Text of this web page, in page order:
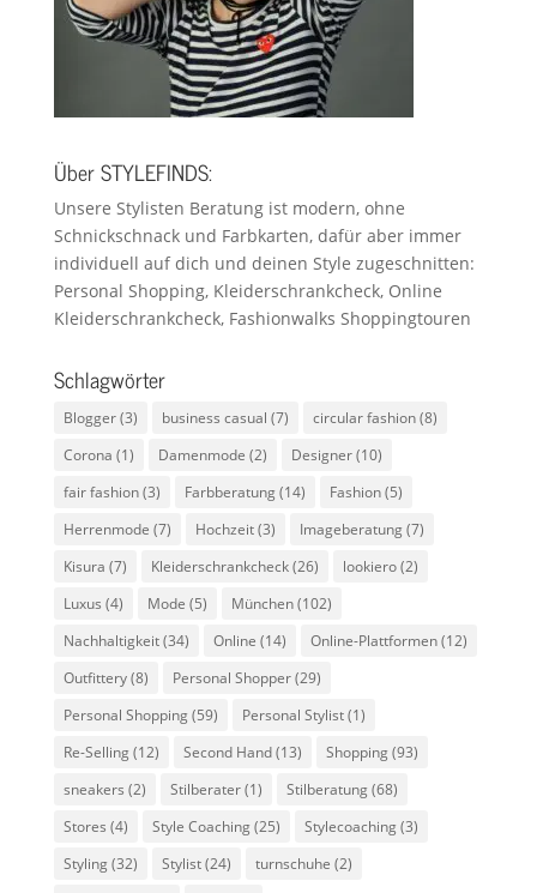
Über STYLEFINDS:
Unsere Stylisten Beratung ist modern, ohne
Schnickschnack und Farbkarten, dafür aber immer
individuell auf dich und deinen Style zugeschnitten:
Personal Shopping, Kleiderschrankcheck, Online
Kleiderschrankcheck, Fashionwalks Shoppingtouren
Schlagwörter
Blogger(3) business casual (7) circular fashion(8)
Corona (1) Damenmode (2) Designer(10)
fair fashion(3) Farbberatung(14) Fashion(5)
Herrenmode (7) Hochzeit(3) Imageberatung(7)
Kisura (7) Kleiderschrankcheck(26) lookiero(2)
Luxus (4) Mode (5) München(102)
Nachhaltigkeit(34) Online (14) Online-Plattformen(12)
Outfittery(8) Personal Shopper(29)
Personal Shopping(59) Personal Stylist(1)
Re-Selling(12) Second Hand(13) Shopping(93)
sneakers (2) Stilberater(1) Stilberatung(68)
Stores (4) Style Coaching(25) Stylecoaching(3)
Styling(32) Stylist(24) turnschuhe (2)